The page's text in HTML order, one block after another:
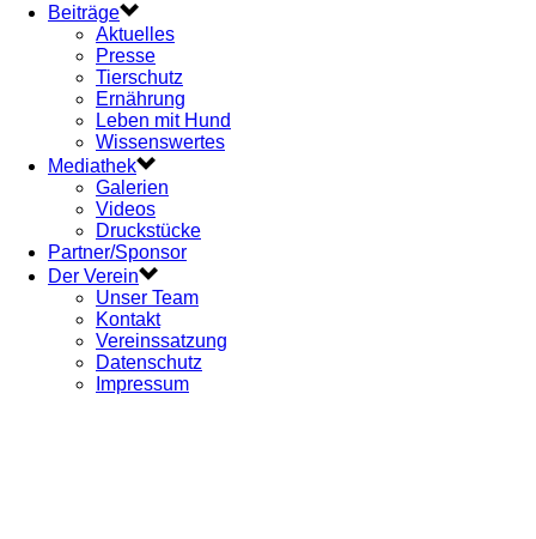
Beiträge
Aktuelles
Presse
Tierschutz
Ernährung
Leben mit Hund
Wissenswertes
Mediathek
Galerien
Videos
Druckstücke
Partner/Sponsor
Der Verein
Unser Team
Kontakt
Vereinssatzung
Datenschutz
Impressum